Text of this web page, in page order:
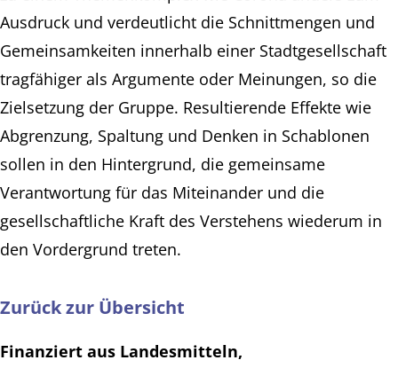
Ausdruck und verdeutlicht die Schnittmengen und
Gemeinsamkeiten innerhalb einer Stadtgesellschaft
tragfähiger als Argumente oder Meinungen, so die
Zielsetzung der Gruppe. Resultierende Effekte wie
Abgrenzung, Spaltung und Denken in Schablonen
sollen in den Hintergrund, die gemeinsame
Verantwortung für das Miteinander und die
gesellschaftliche Kraft des Verstehens wiederum in
den Vordergrund treten.
Zurück zur Übersicht
Finanziert aus Landesmitteln,